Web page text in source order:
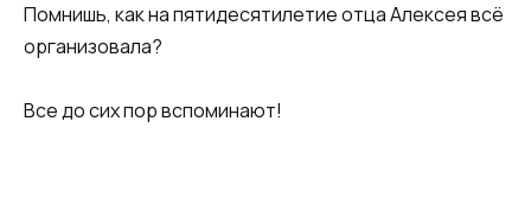
Помнишь, как на пятидесятилетие отца Алексея всё
организовала?
Все до сих пор вспоминают!